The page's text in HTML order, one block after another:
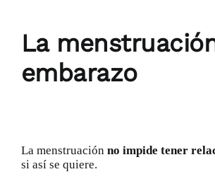
La
embarazo
La menstruación no impide tener
si así se quiere.